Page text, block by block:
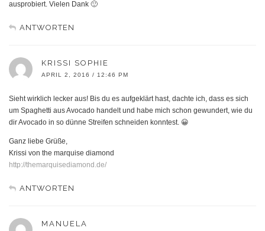
ausprobiert. Vielen Dank 🙂
ANTWORTEN
KRISSI SOPHIE
APRIL 2, 2016 / 12:46 PM
Sieht wirklich lecker aus! Bis du es aufgeklärt hast, dachte ich, dass es sich
um Spaghetti aus Avocado handelt und habe mich schon gewundert, wie du
dir Avocado in so dünne Streifen schneiden konntest. 😀
Ganz liebe Grüße,
Krissi von the marquise diamond
http://themarquisediamond.de/
ANTWORTEN
MANUELA